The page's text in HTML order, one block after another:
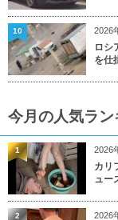
2026
ロシ
を仕
10
今月の人気ラン
2026
カリ
ュー
1
2026
2